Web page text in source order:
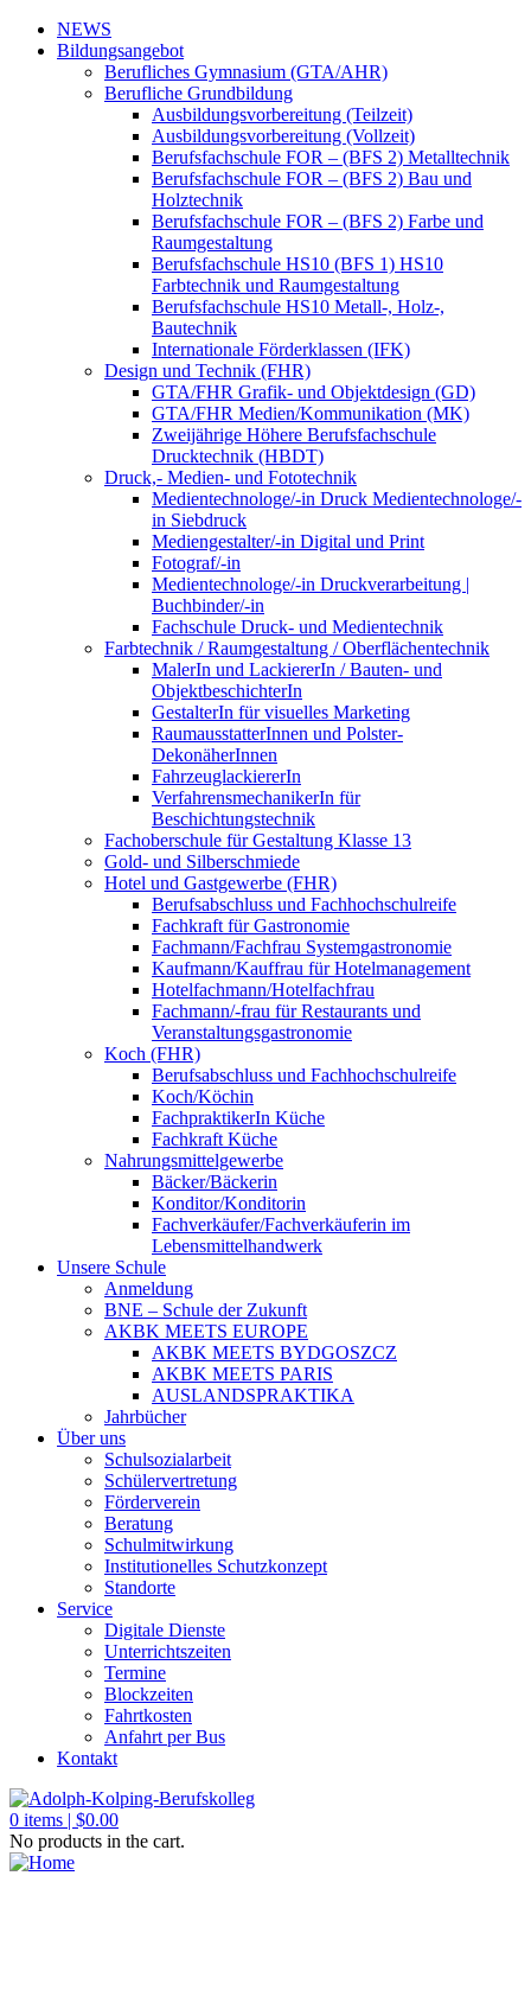
NEWS
Bildungsangebot
Berufliches Gymnasium (GTA/AHR)
Berufliche Grundbildung
Ausbildungsvorbereitung (Teilzeit)
Ausbildungsvorbereitung (Vollzeit)
Berufsfachschule FOR – (BFS 2) Metalltechnik
Berufsfachschule FOR – (BFS 2) Bau und
Holztechnik
Berufsfachschule FOR – (BFS 2) Farbe und
Raumgestaltung
Berufsfachschule HS10 (BFS 1) HS10
Farbtechnik und Raumgestaltung
Berufsfachschule HS10 Metall-, Holz-,
Bautechnik
Internationale Förderklassen (IFK)
Design und Technik (FHR)
GTA/FHR Grafik- und Objektdesign (GD)
GTA/FHR Medien/Kommunikation (MK)
Zweijährige Höhere Berufsfachschule
Drucktechnik (HBDT)
Druck,- Medien- und Fototechnik
Medientechnologe/-in Druck Medientechnologe/-
in Siebdruck
Mediengestalter/-in Digital und Print
Fotograf/-in
Medientechnologe/-in Druckverarbeitung |
Buchbinder/-in
Fachschule Druck- und Medientechnik
Farbtechnik / Raumgestaltung / Oberflächentechnik
MalerIn und LackiererIn / Bauten- und
ObjektbeschichterIn
GestalterIn für visuelles Marketing
RaumausstatterInnen und Polster-
DekonäherInnen
FahrzeuglackiererIn
VerfahrensmechanikerIn für
Beschichtungstechnik
Fachoberschule für Gestaltung Klasse 13
Gold- und Silberschmiede
Hotel und Gastgewerbe (FHR)
Berufsabschluss und Fachhochschulreife
Fachkraft für Gastronomie
Fachmann/Fachfrau Systemgastronomie
Kaufmann/Kauffrau für Hotelmanagement
Hotelfachmann/Hotelfachfrau
Fachmann/-frau für Restaurants und
Veranstaltungsgastronomie
Koch (FHR)
Berufsabschluss und Fachhochschulreife
Koch/Köchin
FachpraktikerIn Küche
Fachkraft Küche
Nahrungsmittelgewerbe
Bäcker/Bäckerin
Konditor/Konditorin
Fachverkäufer/Fachverkäuferin im
Lebensmittelhandwerk
Unsere Schule
Anmeldung
BNE – Schule der Zukunft
AKBK MEETS EUROPE
AKBK MEETS BYDGOSZCZ
AKBK MEETS PARIS
AUSLANDSPRAKTIKA
Jahrbücher
Über uns
Schulsozialarbeit
Schülervertretung
Förderverein
Beratung
Schulmitwirkung
Institutionelles Schutzkonzept
Standorte
Service
Digitale Dienste
Unterrichtszeiten
Termine
Blockzeiten
Fahrtkosten
Anfahrt per Bus
Kontakt
0 items | $0.00
No products in the cart.